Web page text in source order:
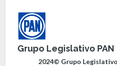
Grupo Legislativo PAN
2024© Grupo